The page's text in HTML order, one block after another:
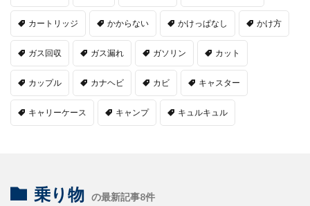
カートリッジ かからない かけっぱなし かけ方
ガス回収 ガス漏れ ガソリン カット
カップル カナヘビ カビ キャスター
キャリーケース キャンプ キュルキュル
乗り物 の最新記事8件